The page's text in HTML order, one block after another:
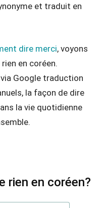
et traduit en
dire merci, voyons
en coréen.
Google traduction
la façon de dire
la vie quotidienne
rien en coréen?